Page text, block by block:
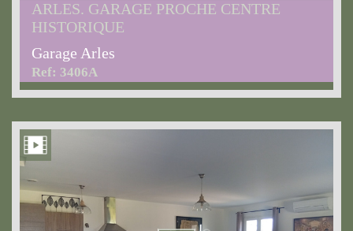
ARLES. GARAGE PROCHE CENTRE
HISTORIQUE
Garage Arles
Ref: 3406A